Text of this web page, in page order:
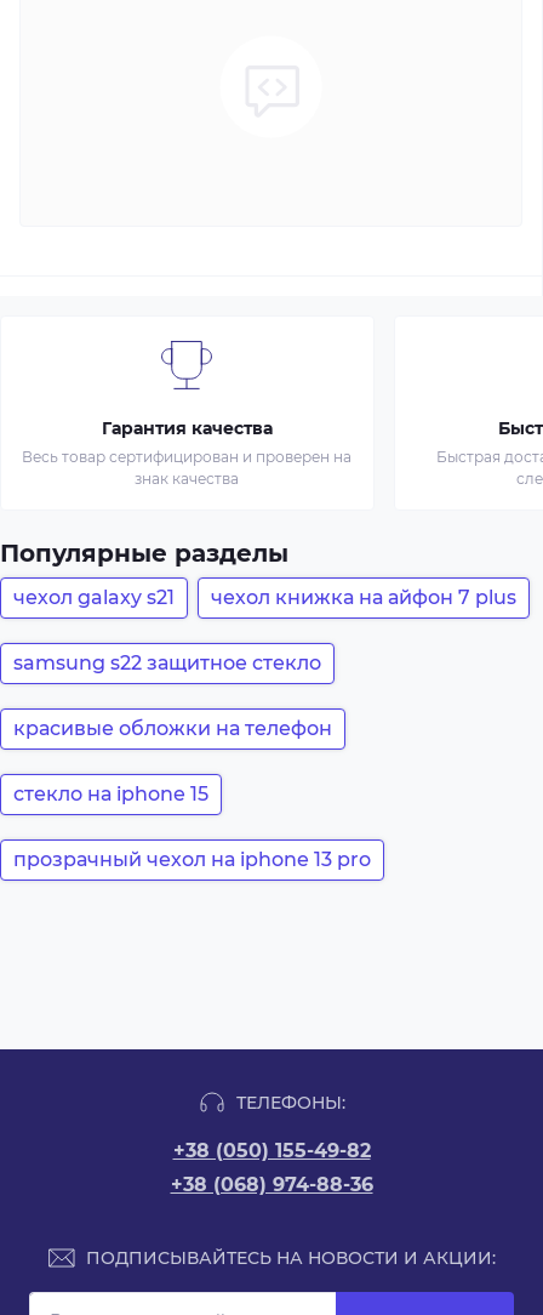
Гарантия качества
Весь товар сертифицирован и проверен на
знак качества
Быстрая
Популярные разделы
чехол galaxy s21 чехол книжка на айфон 7 plus
samsung s22 защитное стекло
красивые обложки на телефон
стекло на iphone 15
прозрачный чехол на iphone 13 pro
ТЕЛЕФОНЫ:
+38 (050) 155-49-82
+38 (068) 974-88-36
ПОДПИСЫВАЙТЕСЬ НА НОВОСТИ И АКЦИИ: